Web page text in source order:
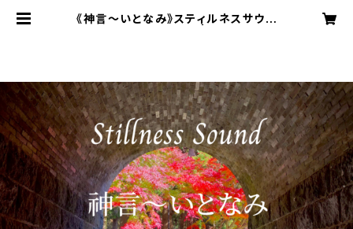
《神言～いとなみ》スティルネスサウン